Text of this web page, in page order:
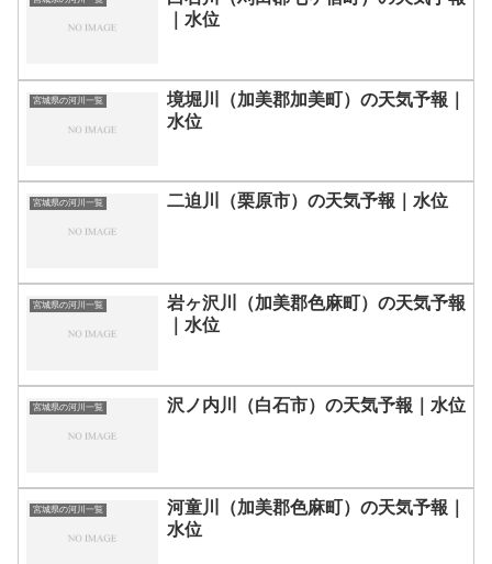
｜水位
宮城県の河川一覧
境堀川（加美郡加美町）の天気予報｜
水位
宮城県の河川一覧 二迫川（栗原市）の天気予報｜水位
宮城県の河川一覧
岩ヶ沢川（加美郡色麻町）の天気予報
｜水位
宮城県の河川一覧 沢ノ内川（白石市）の天気予報｜水位
宮城県の河川一覧
河童川（加美郡色麻町）の天気予報｜
水位